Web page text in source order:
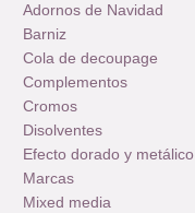
Adornos de Navidad
Barniz
Cola de decoupage
Complementos
Cromos
Disolventes
Efecto dorado y metálico
Marcas
Mixed media